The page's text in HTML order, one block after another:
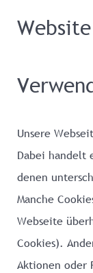
Website
Unsere
Dabei handelt
denen
Manche
Webseite
Cookies).
Aktionen oder